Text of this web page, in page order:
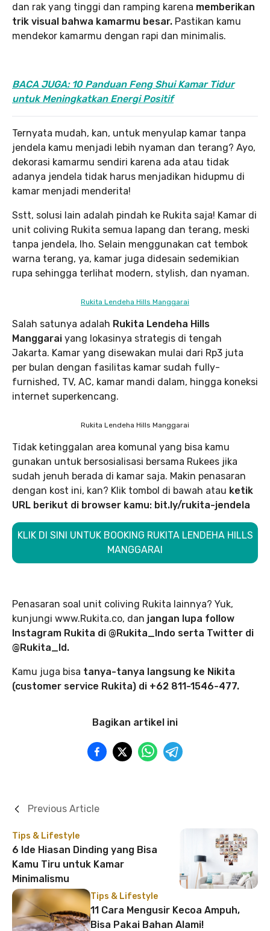
dan rak yang tinggi dan ramping karena memberikan
trik visual bahwa kamarmu besar. Pastikan kamu
mendekor kamarmu dengan rapi dan minimalis.
BACA JUGA: 10 Panduan Feng Shui Kamar Tidur
untuk Meningkatkan Energi Positif
Ternyata mudah, kan, untuk menyulap kamar tanpa
jendela kamu menjadi lebih nyaman dan terang? Ayo,
dekorasi kamarmu sendiri karena ada atau tidak
adanya jendela tidak harus menjadikan hidupmu di
kamar menjadi menderita!
Sstt, solusi lain adalah pindah ke Rukita saja! Kamar di
unit coliving Rukita semua lapang dan terang, meski
tanpa jendela, lho. Selain menggunakan cat tembok
warna terang, ya, kamar juga didesain sedemikian
rupa sehingga terlihat modern, stylish, dan nyaman.
Rukita Lendeha Hills Manggarai
Salah satunya adalah Rukita Lendeha Hills
Manggarai yang lokasinya strategis di tengah
Jakarta. Kamar yang disewakan mulai dari Rp3 juta
per bulan dengan fasilitas kamar sudah fully-
furnished, TV, AC, kamar mandi dalam, hingga koneksi
internet superkencang.
Rukita Lendeha Hills Manggarai
Tidak ketinggalan area komunal yang bisa kamu
gunakan untuk bersosialisasi bersama Rukees jika
sudah jenuh berada di kamar saja. Makin penasaran
dengan kost ini, kan? Klik tombol di bawah atau ketik
URL berikut di browser kamu: bit.ly/rukita-jendela
KLIK DI SINI UNTUK BOOKING RUKITA LENDEHA HILLS
MANGGARAI
Penasaran soal unit coliving Rukita lainnya? Yuk,
kunjungi www.Rukita.co, dan jangan lupa follow
Instagram Rukita di @Rukita_Indo serta Twitter di
@Rukita_Id.
Kamu juga bisa tanya-tanya langsung ke Nikita
(customer service Rukita) di +62 811-1546-477.
Bagikan artikel ini
Tips & Lifestyle
6 Ide Hiasan Dinding yang Bisa
Kamu Tiru untuk Kamar
Minimalismu
Previous Article
Tips & Lifestyle
11 Cara Mengusir Kecoa Ampuh,
Bisa Pakai Bahan Alami!